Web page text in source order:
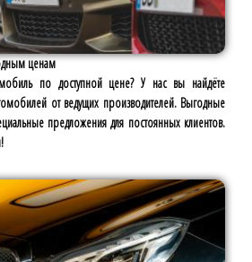
ценам
по доступной цене? У нас вы найдёте
от ведущих производителей. Выгодные
предложения для постоянных клиентов.